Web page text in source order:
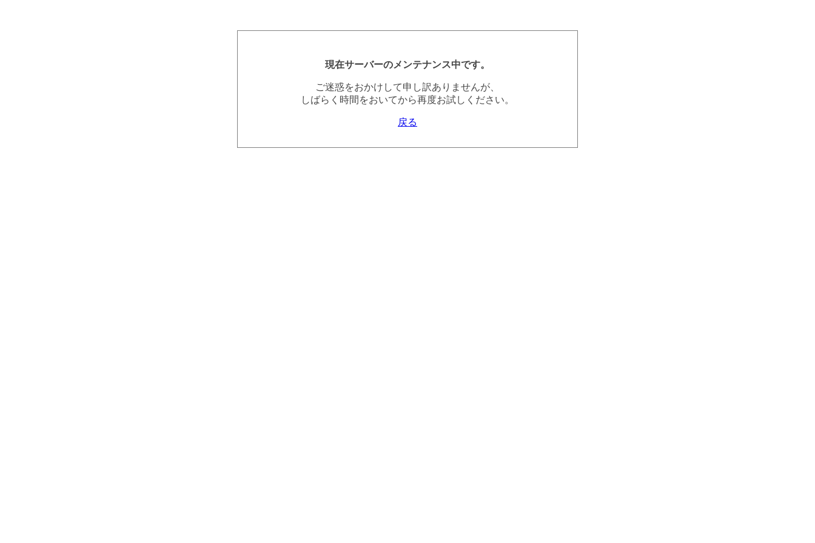
現在サーバーのメンテナンス中です。
ご迷惑をおかけして申し訳ありませんが、
しばらく時間をおいてから再度お試しください。
戻る